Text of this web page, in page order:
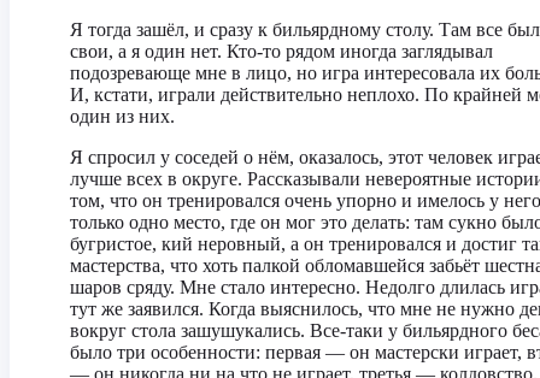
Я тогда зашёл, и сразу к бильярдному столу. Там все
свои, а я один нет. Кто-то рядом иногда заглядывал
подозревающе мне в лицо, но игра интересовала их
И, кстати, играли действительно неплохо. По крайней
один из них.
Я спросил у соседей о нём, оказалось, этот человек
лучше всех в округе. Рассказывали невероятные
том, что он тренировался очень упорно и имелось у него
только одно место, где он мог это делать: там сукно
бугристое, кий неровный, а он тренировался и достиг
мастерства, что хоть палкой обломавшейся забьёт
шаров сряду. Мне стало интересно. Недолго длилась
тут же заявился. Когда выяснилось, что мне не нужно
вокруг стола зашушукались. Все-таки у бильярдного
было три особенности: первая — он мастерски играет,
— он никогда ни на что не играет, третья — колдовство.